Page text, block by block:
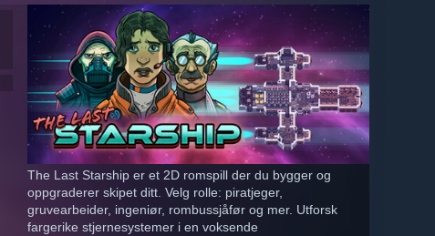
The Last Starship er et 2D romspill der du bygger og
oppgraderer skipet ditt. Velg rolle: piratjeger,
gruvearbeider, ingeniør, rombussjåfør og mer. Utforsk
fargerike stjernesystemer i en voksende